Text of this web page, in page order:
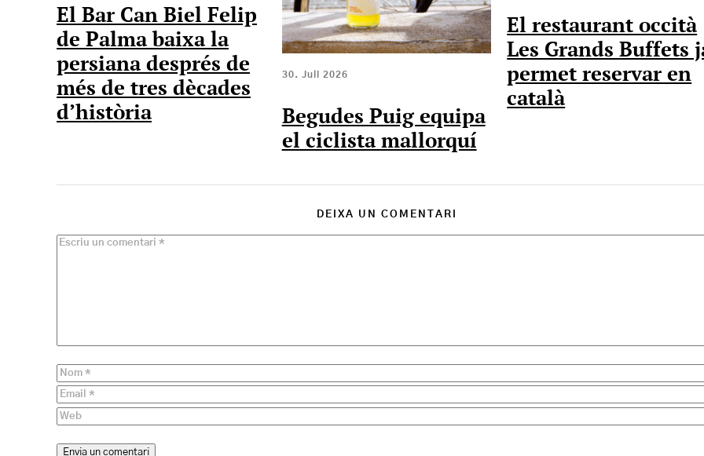
El Bar Can Biel Felip
de Palma baixa la
persiana després de
més de tres dècades
d’història
30. Juli 2026
Begudes Puig equipa
el ciclista mallorquí
El restaurant occità
Les Grands Buffets
permet reservar en
català
DEIXA UN COMENTARI